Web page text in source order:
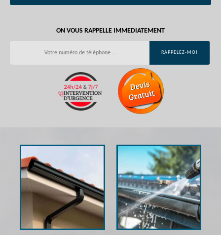
ON VOUS RAPPELLE IMMEDIATEMENT